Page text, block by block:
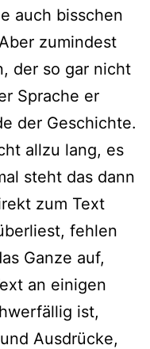
auch biss­chen
zumin­dest
der so gar nicht
Sprache er
der Geschichte.
all­zu lang, es
steht das dann
zum Text
feh­len
Ganze auf,
an eini­gen
ist,
Ausdrücke,